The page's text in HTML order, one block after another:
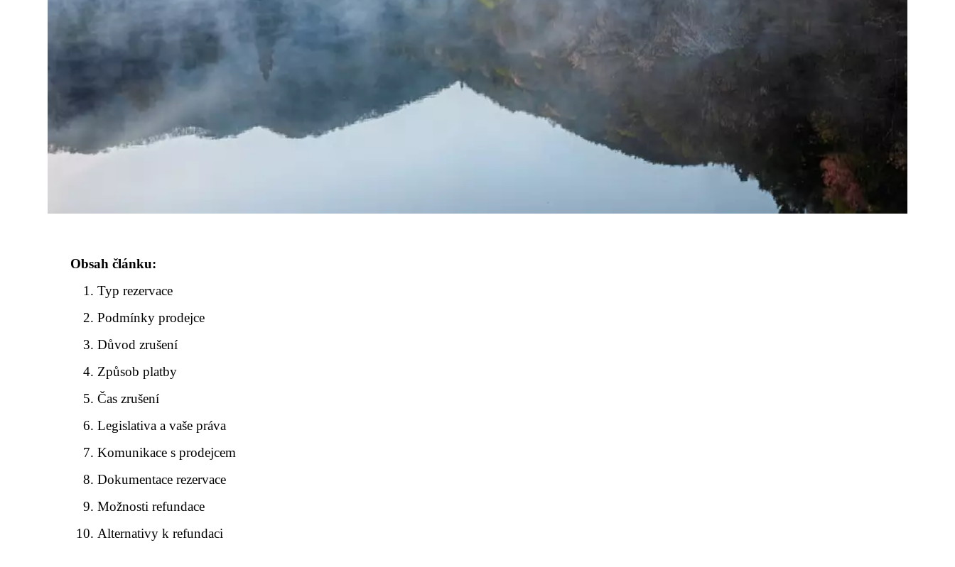
Obsah článku:
Typ rezervace
Podmínky prodejce
Důvod zrušení
Způsob platby
Čas zrušení
Legislativa a vaše práva
Komunikace s prodejcem
Dokumentace rezervace
Možnosti refundace
Alternativy k refundaci